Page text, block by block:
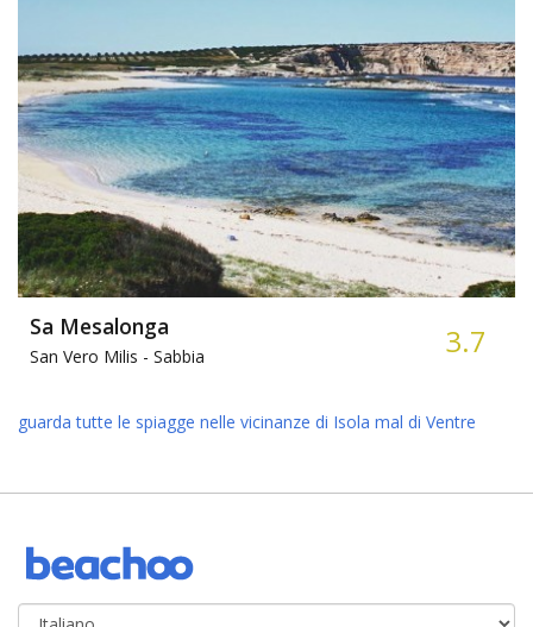
Sa Mesalonga
San Vero Milis - Sabbia 3.7
guarda tutte le spiagge nelle vicinanze di Isola mal di Ventre